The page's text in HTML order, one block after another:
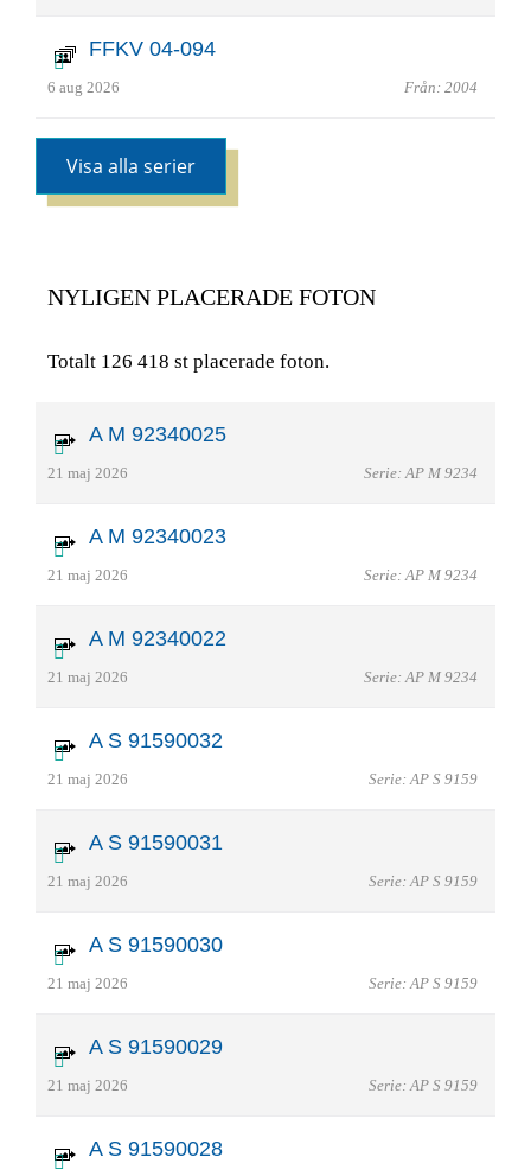
FFKV 04-094
6 aug 2026 Från: 2004
Visa alla serier
NYLIGEN PLACERADE FOTON
Totalt 126 418 st placerade foton.
A M 92340025
21 maj 2026 Serie: AP M 9234
A M 92340023
21 maj 2026 Serie: AP M 9234
A M 92340022
21 maj 2026 Serie: AP M 9234
A S 91590032
21 maj 2026 Serie: AP S 9159
A S 91590031
21 maj 2026 Serie: AP S 9159
A S 91590030
21 maj 2026 Serie: AP S 9159
A S 91590029
21 maj 2026 Serie: AP S 9159
A S 91590028